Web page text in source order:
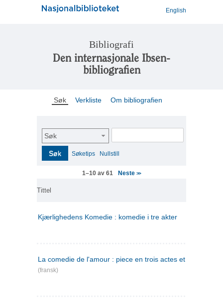
English
Bibliografi
Den internasjonale Ibsen-
bibliografien
Søk Verkliste Om bibliografien
Søk
Søk Søketips Nullstill
1–10 av 61 Neste>>
Tittel
Kjærlighedens Komedie : komedie i tre akter
La comedie de l'amour : piece en trois actes et en vers
(fransk)